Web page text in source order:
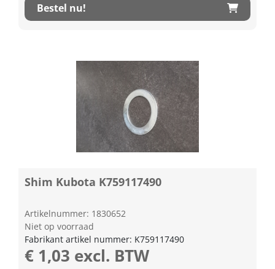
Bestel nu!
Shim Kubota K759117490
Artikelnummer: 1830652
Niet op voorraad
Fabrikant artikel nummer: K759117490
€ 1,03 excl. BTW